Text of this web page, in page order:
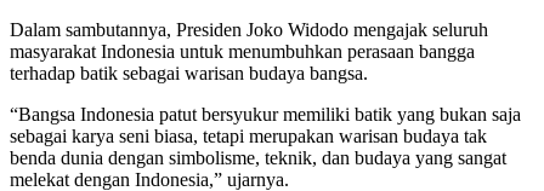
Dalam sambutannya, Presiden Joko Widodo mengajak seluruh
masyarakat Indonesia untuk menumbuhkan perasaan bangga
terhadap batik sebagai warisan budaya bangsa.
“Bangsa Indonesia patut bersyukur memiliki batik yang bukan saja
sebagai karya seni biasa, tetapi merupakan warisan budaya tak
benda dunia dengan simbolisme, teknik, dan budaya yang sangat
melekat dengan Indonesia,” ujarnya.